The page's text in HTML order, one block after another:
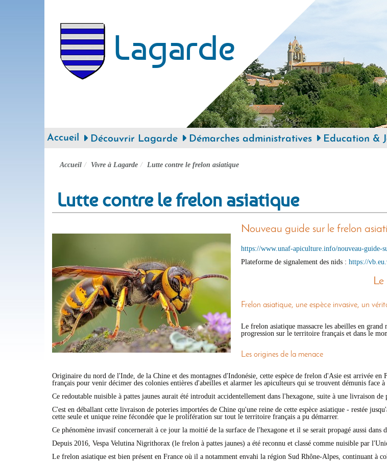
Lagarde
Accueil Découvrir Lagarde Démarches administratives Education &
Accueil Vivre à Lagarde Lutte contre le frelon asiatique
Lutte contre le frelon asiatique
Nouveau guide sur le frelon
https://www.unaf-apiculture.info/nouveau-
Plateforme de signalement des nids : https://
Le
Frelon asiatique, une espèce invasive, un
Le frelon asiatique massacre les abeilles en
progression sur le territoire français et dans le
Les origines de la menace
Originaire du nord de l'Inde, de la Chine et des montagnes d'Indonésie, cette espèce de frelon d'Asie est arrivée
français pour venir décimer des colonies entières d'abeilles et alarmer les apiculteurs qui se trouvent démunis face
Ce redoutable nuisible à pattes jaunes aurait été introduit accidentellement dans l'hexagone, suite à une livraison
C'est en déballant cette livraison de poteries importées de Chine qu'une reine de cette espèce asiatique - restée
cette seule et unique reine fécondée que le prolifération sur tout le territoire français a pu démarrer.
Ce phénomène invasif concernerait à ce jour la moitié de la surface de l'hexagone et il se serait propagé aussi
Depuis 2016, Vespa Velutina Nigrithorax (le frelon à pattes jaunes) a été reconnu et classé comme nuisible par
Le frelon asiatique est bien présent en France où il a notamment envahi la région Sud Rhône-Alpes, continuant à